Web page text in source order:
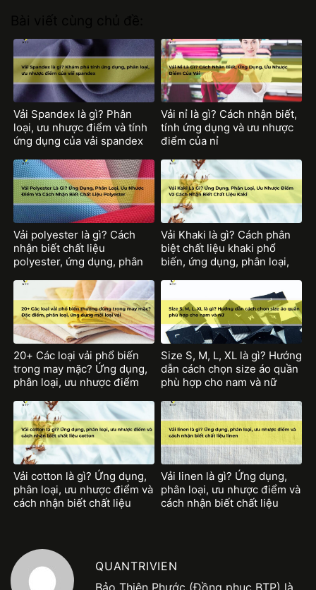
Vải Spandex là gì? Phân
loại, ưu nhược điểm và tính
ứng dụng của vải spandex
Vải nỉ là gì? Cách nhận biết,
tính ứng dụng và ưu nhược
điểm của nỉ
Vải polyester là gì? Cách
nhận biết chất liệu
polyester, ứng dụng, phân
chất liệu polyester
Vải Khaki là gì? Cách phân
biệt chất liệu khaki phổ
biến, ứng dụng, phân loại,
20+ Các loại vải phổ biến
trong may mặc? Ứng dụng,
phân loại, ưu nhược điểm
Size S, M, L, XL là gì? Hướng
dẫn cách chọn size áo quần
phù hợp cho nam và nữ
Vải cotton là gì? Ứng dụng,
phân loại, ưu nhược điểm và
cách nhận biết chất liệu
Vải linen là gì? Ứng dụng,
phân loại, ưu nhược điểm và
cách nhận biết chất liệu
QUANTRIVIEN